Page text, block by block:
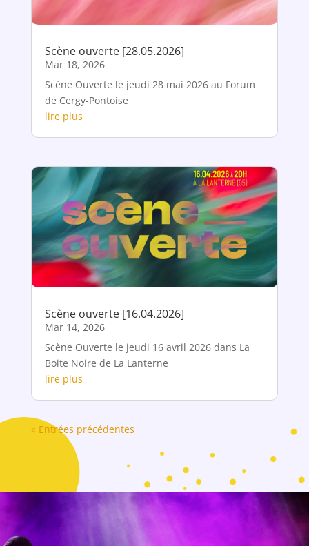
Scène ouverte [28.05.2026]
Mar 18, 2026
Scène Ouverte le jeudi 28 mai 2026 au Forum
de Cergy-Pontoise
lire plus
Scène ouverte [16.04.2026]
Mar 14, 2026
Scène Ouverte le jeudi 16 avril 2026 dans La
Boite Noire de La Lanterne
lire plus
« Entrées précédentes